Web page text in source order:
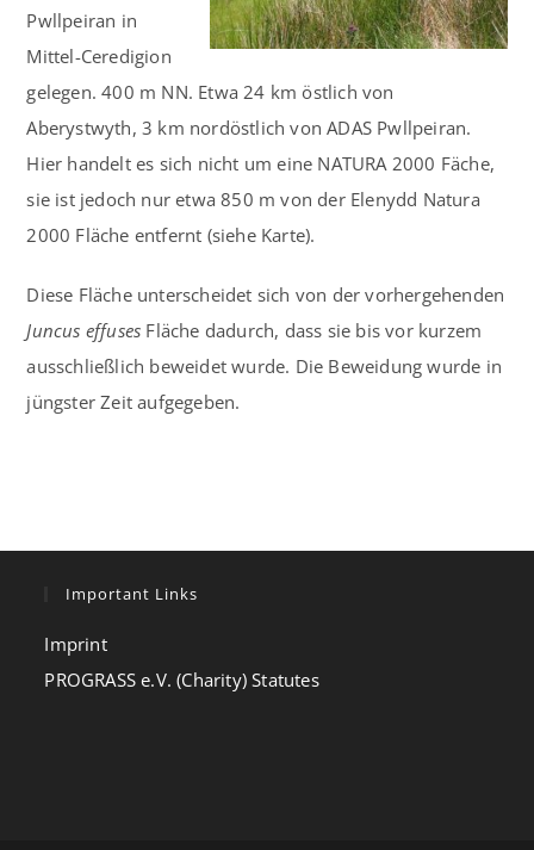
Pwllpeiran in
Mittel-Ceredigion
gelegen. 400 m NN. Etwa 24 km östlich von
Aberystwyth, 3 km nordöstlich von ADAS Pwllpeiran.
Hier handelt es sich nicht um eine NATURA 2000 Fäche,
sie ist jedoch nur etwa 850 m von der Elenydd Natura
2000 Fläche entfernt (siehe Karte).
Diese Fläche unterscheidet sich von der vorhergehenden
Juncus effuses Fläche dadurch, dass sie bis vor kurzem
ausschließlich beweidet wurde. Die Beweidung wurde in
jüngster Zeit aufgegeben.
Important Links
Imprint
PROGRASS e.V. (Charity) Statutes